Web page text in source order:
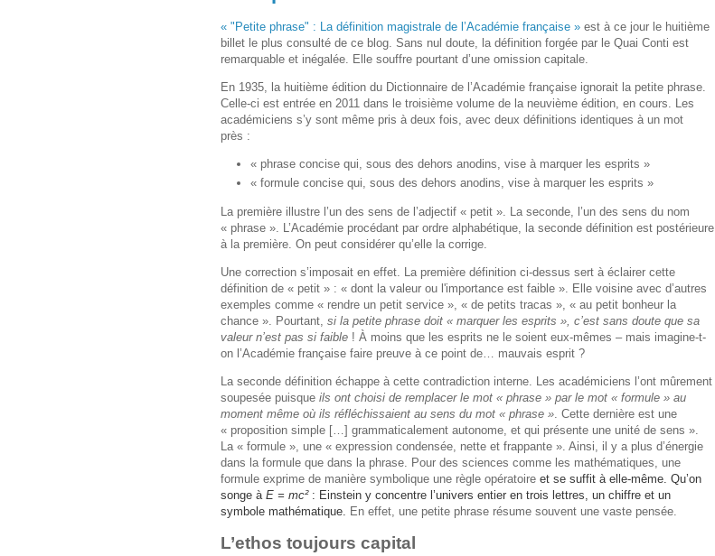
« "Petite phrase" : La définition magistrale de l’Académie française » est à ce jour le huitième
billet le plus consulté de ce blog. Sans nul doute, la définition forgée par le Quai Conti est
remarquable et inégalée. Elle souffre pourtant d’une omission capitale.
En 1935, la huitième édition du Dictionnaire de l’Académie française ignorait la petite phrase.
Celle-ci est entrée en 2011 dans le troisième volume de la neuvième édition, en cours. Les
académiciens s’y sont même pris à deux fois, avec deux définitions identiques à un mot
près :
« phrase concise qui, sous des dehors anodins, vise à marquer les esprits »
« formule concise qui, sous des dehors anodins, vise à marquer les esprits »
La première illustre l’un des sens de l’adjectif « petit ». La seconde, l’un des sens du nom
« phrase ». L’Académie procédant par ordre alphabétique, la seconde définition est postérieure
à la première. On peut considérer qu’elle la corrige.
Une correction s’imposait en effet. La première définition ci-dessus sert à éclairer cette
définition de « petit » : « dont la valeur ou l'importance est faible ». Elle voisine avec d’autres
exemples comme « rendre un petit service », « de petits tracas », « au petit bonheur la
chance ». Pourtant, si la petite phrase doit « marquer les esprits », c’est sans doute que sa
valeur n’est pas si faible ! À moins que les esprits ne le soient eux-mêmes – mais imagine-t-
on l’Académie française faire preuve à ce point de… mauvais esprit ?
La seconde définition échappe à cette contradiction interne. Les académiciens l’ont mûrement
soupesée puisque ils ont choisi de remplacer le mot « phrase » par le mot « formule » au
moment même où ils réfléchissaient au sens du mot « phrase » . Cette dernière est une
« proposition simple […] grammaticalement autonome, et qui présente une unité de sens ».
La « formule », une « expression condensée, nette et frappante ». Ainsi, il y a plus d’énergie
dans la formule que dans la phrase.
Pour des sciences comme les mathématiques, une
formule exprime de manière symbolique une règle opératoire et se suffit à elle-même. Qu’on
songe à E = mc²: Einstein y concentre l’univers entier en trois lettres, un chiffre et un
symbole mathématique.
En effet, une petite phrase résume souvent une vaste pensée.
L’ethos toujours capital